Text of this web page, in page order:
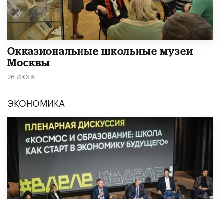
​Окказиональные школьные музеи
Москвы
26 ИЮНЯ
ЭКОНОМИКА